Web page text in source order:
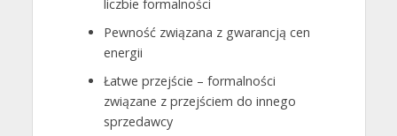
liczbie formalności
Pewność związana z gwarancją cen
energii
Łatwe przejście – formalności
związane z przejściem do innego
sprzedawcy